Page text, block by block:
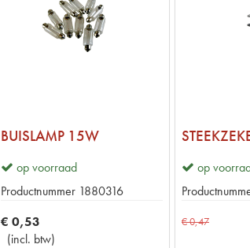
BUISLAMP 15W
op voorraad
Productnummer 1880316
€ 0,53
(incl. btw)
op
€0,47